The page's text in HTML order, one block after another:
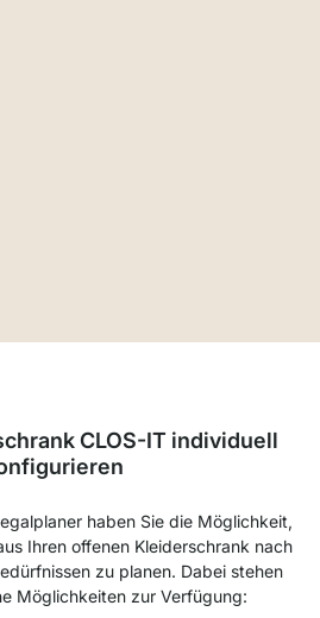
CLOS-IT individuell
haben Sie die Möglichkeit,
Ihren offenen Kleiderschrank nach
zu planen. Dabei stehen
Möglichkeiten zur Verfügung: